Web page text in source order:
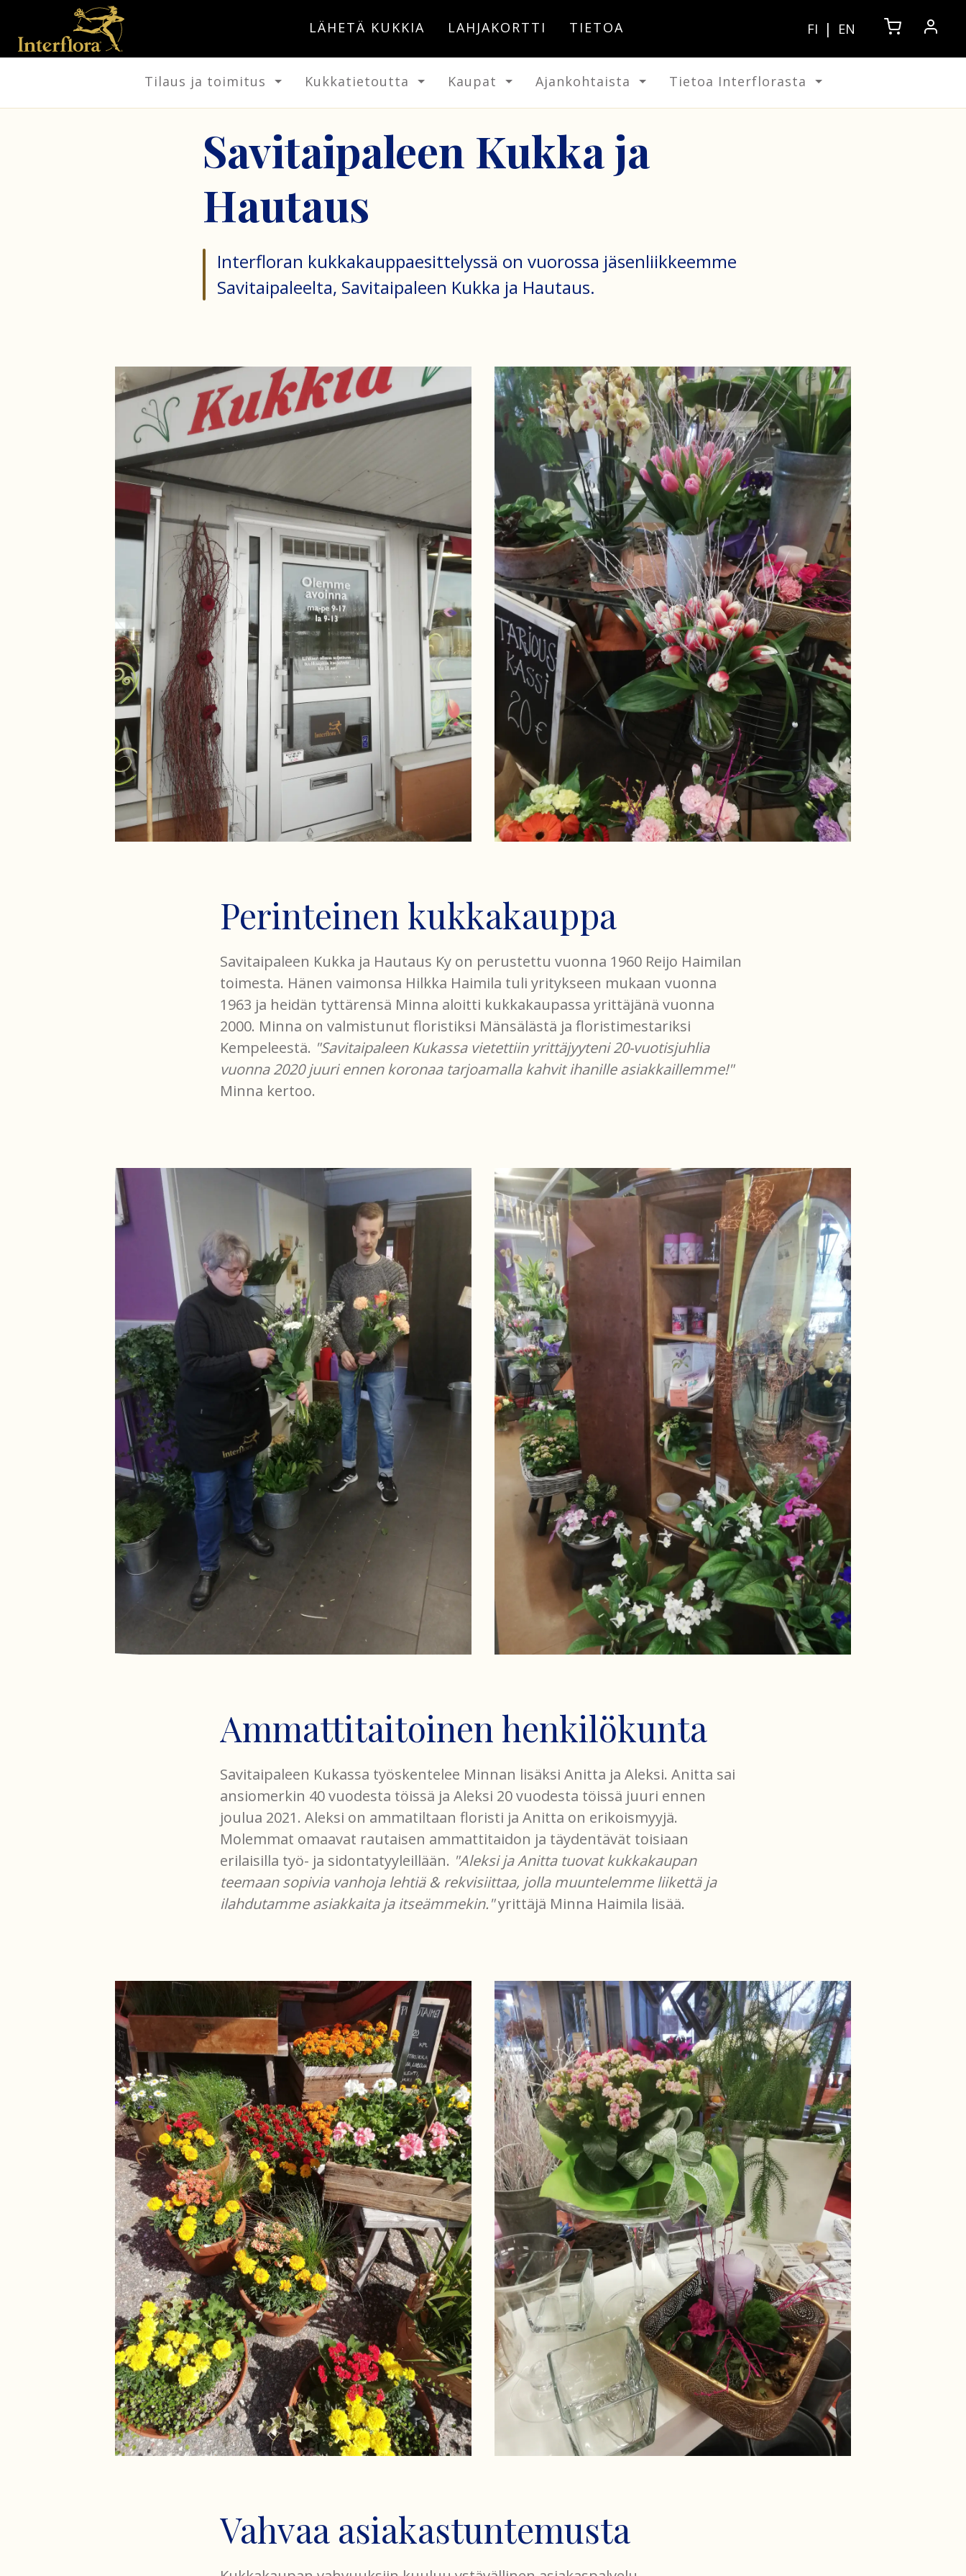
LÄHETÄ KUKKIA LAHJAKORTTI TIETOA FI | EN
Tilaus ja toimitus Kukkatietoutta Kaupat Ajankohtaista Tietoa Interflorasta
Savitaipaleen Kukka ja
Hautaus
Interfloran kukkakauppaesittelyssä on vuorossa jäsenliikkeemme
Savitaipaleelta, Savitaipaleen Kukka ja Hautaus.
Perinteinen kukkakauppa
Savitaipaleen Kukka ja Hautaus Ky on perustettu vuonna 1960 Reijo Haimilan
toimesta. Hänen vaimonsa Hilkka Haimila tuli yritykseen mukaan vuonna
1963 ja heidän tyttärensä Minna aloitti kukkakaupassa yrittäjänä vuonna
2000. Minna on valmistunut floristiksi Mänsälästä ja floristimestariksi
Kempeleestä. "Savitaipaleen Kukassa vietettiin yrittäjyyteni 20-vuotisjuhlia
vuonna 2020 juuri ennen koronaa tarjoamalla kahvit ihanille asiakkaillemme!"
Minna kertoo.
Ammattitaitoinen henkilökunta
Savitaipaleen Kukassa työskentelee Minnan lisäksi Anitta ja Aleksi. Anitta sai
ansiomerkin 40 vuodesta töissä ja Aleksi 20 vuodesta töissä juuri ennen
joulua 2021. Aleksi on ammatiltaan floristi ja Anitta on erikoismyyjä.
Molemmat omaavat rautaisen ammattitaidon ja täydentävät toisiaan
erilaisilla työ- ja sidontatyyleillään. "Aleksi ja Anitta tuovat kukkakaupan
teemaan sopivia vanhoja lehtiä & rekvisiittaa, jolla muuntelemme liikettä ja
ilahdutamme asiakkaita ja itseämmekin."yrittäjä Minna Haimila lisää.
Vahvaa asiakastuntemusta